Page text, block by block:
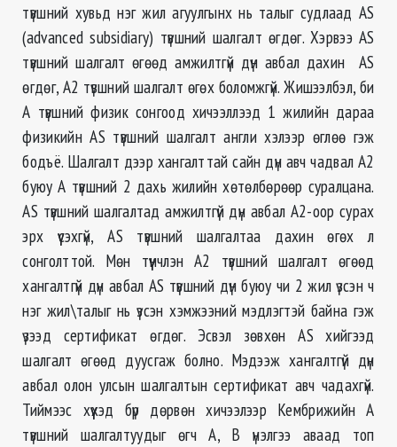
түвшний хувьд нэг жил агуулгынх нь талыг судлаад AS
(advanced subsidiary) түвшний шалгалт өгдөг. Хэрвээ AS
түвшний шалгалт өгөөд амжилтгүй дүн авбал дахин AS
өгдөг, А2 түвшний шалгалт өгөх боломжгүй. Жишээлбэл, би
А түвшний физик сонгоод хичээллээд 1 жилийн дараа
физикийн AS түвшний шалгалт англи хэлээр өглөө гэж
бодъё. Шалгалт дээр хангалттай сайн дүн авч чадвал А2
буюу А түвшний 2 дахь жилийн хөтөлбөрөөр суралцана.
AS түвшний шалгалтад амжилтгүй дүн авбал А2-оор сурах
эрх үүсэхгүй, AS түвшний шалгалтаа дахин өгөх л
сонголттой. Мөн түүнчлэн А2 түвшний шалгалт өгөөд
хангалтгүй дүн авбал AS түвшний дүн буюу чи 2 жил үзсэн ч
нэг жил\талыг нь үзсэн хэмжээний мэдлэгтэй байна гэж
үзээд сертификат өгдөг. Эсвэл зөвхөн AS хийгээд
шалгалт өгөөд дуусгаж болно. Мэдээж хангалтгүй дүн
авбал олон улсын шалгалтын сертификат авч чадахгүй.
Тиймээс хүүхэд бүр дөрвөн хичээлээр Кембрижийн А
түвшний шалгалтуудыг өгч А, В үнэлгээ аваад топ